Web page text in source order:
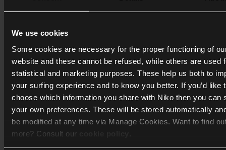
We use cookies
Some cookies are necessary for the proper functioning of
website and these cannot be refused, while others are used
statistical and marketing purposes. These help us both to
your surfing experience and to know you better. If you’d like
choose which information you share with Niko then you can
your own preferences. These will be stored automatically
be modified at any time via Manage Cookies. Want to find
more? Consult our
Touch10 - eine einzigartige Kombination
Touch10 ist ein Touchscreen, der als zentraler Bedienpunkt
vernetzte Zuhause konzipiert wurde. Es vereint einen
hochauflösenden 10-Zoll-Touchscreen mit drei
programmierbaren Tastenfeldernfür den schnellen Zugriff
Ihre Lieblingsfunktionen.